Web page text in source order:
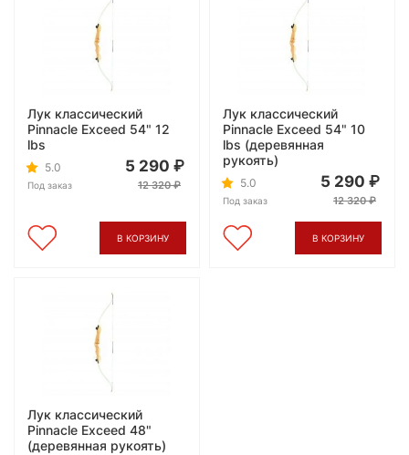
Лук классический
Pinnacle Exceed 54" 12
lbs
5.0
Под заказ
5 290
12 320
В КОРЗИНУ
Лук классический
Pinnacle Exceed 54" 10
lbs (деревянная
рукоять)
5.0
Под заказ
5 290
12 320
В КОРЗИНУ
Лук классический
Pinnacle Exceed 48"
(деревянная рукоять)